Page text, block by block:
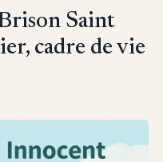
Saint
cadre de vie